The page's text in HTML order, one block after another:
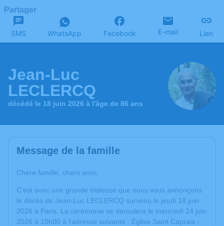
Partager
SMS WhatsApp Facebook E-mail Lien
Jean-Luc
LECLERCQ
décédé le 18 juin 2026 à l'âge de 86 ans
Message de la famille
Chère famille, chers amis,
C’est avec une grande tristesse que nous vous annonçons
le décès de Jean-Luc LECLERCQ survenu le jeudi 18 juin
2026 à Paris. La cérémonie se déroulera le mercredi 24 juin
2026 à 10h00 à l’adresse suivante : Église Saint Caprais -